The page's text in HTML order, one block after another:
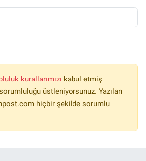
kurallarımızı kabul etmiş
üstleniyorsunuz. Yazılan
hiçbir şekilde sorumlu